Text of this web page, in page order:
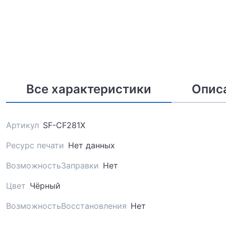
Все характеристики
Артикул SF-CF281X
Ресурс печати Нет данных
ВозможностьЗаправки Нет
Цвет Чёрный
ВозможностьВосстановления Нет